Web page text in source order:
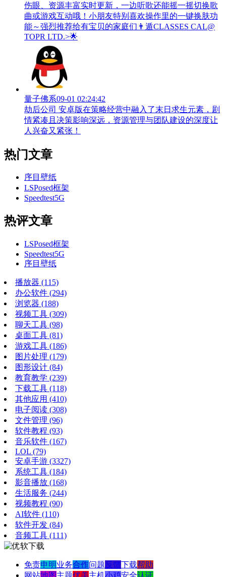
伤眼、资源丰富实时更新，一边听歌还能摇一摇切换歌
曲或游戏互动哦！小朋友特别喜欢操作里的一键换肤功
能～强烈推荐给有宝贝的家庭们👨‍遁️CLASSES CAL@
TOPR LTD.>🌟
量子佛系09-01 02:24:42
劫后公司 安卓版在策略经营中融入了末日求生元素，剧
情紧凑且决策影响深远，资源管理与团队建设的深度让
人兴奋又紧张！
热门文章
序目壁纸
LSPosed框架
Speedtest5G
热评文章
LSPosed框架
Speedtest5G
序目壁纸
播放器 (115)
办公软件 (294)
浏览器 (188)
视频工具 (309)
聊天工具 (98)
桌面工具 (81)
游戏工具 (186)
图片处理 (179)
图形设计 (84)
教育教学 (239)
下载工具 (118)
其他应用 (410)
电子阅读 (308)
文件管理 (96)
软件教程 (93)
音乐软件 (167)
LOL (79)
安卓手游 (3327)
系统工具 (184)
影音播放 (168)
生活服务 (244)
视频教程 (90)
AI软件 (110)
软件开发 (84)
音频工具 (111)
免责申明业务合作问题反馈下载帮助